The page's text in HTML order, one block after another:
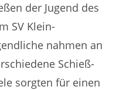
der Jugend des
SV Klein-
nahmen an
Schieß-
sorgten für einen